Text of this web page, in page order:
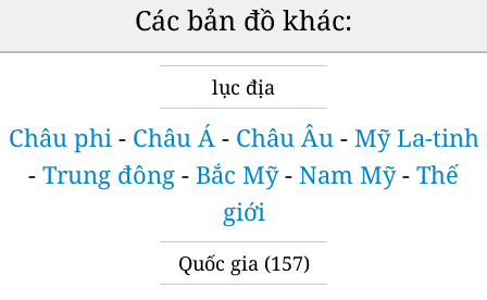
Các bản đồ khác:
lục địa
Châu phi- Châu Á- Châu Âu- Mỹ La-tinh
- Trung đông - Bắc Mỹ- Nam Mỹ- Thế
giới
Quốc gia(157)